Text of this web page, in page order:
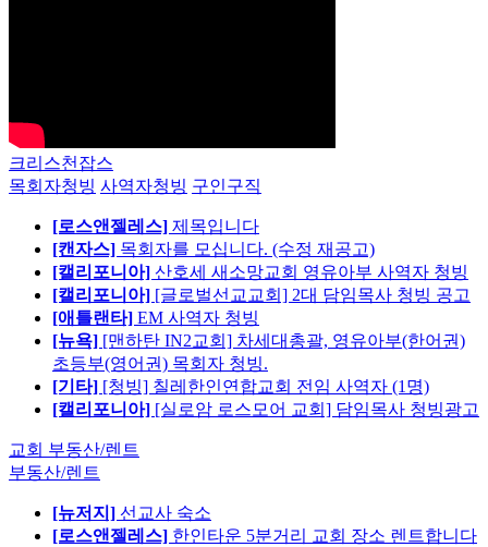
크리스천잡스
목회자청빙 사역자청빙 구인구직
[로스앤젤레스] 제목입니다
[캔자스] 목회자를 모십니다. (수정 재공고)
[캘리포니아] 산호세 새소망교회 영유아부 사역자 청빙
[캘리포니아] [글로벌선교교회] 2대 담임목사 청빙 공고
[애틀랜타] EM 사역자 청빙
[뉴욕] [맨하탄 IN2교회] 차세대총괄, 영유아부(한어권)
초등부(영어권) 목회자 청빙.
[기타] [청빙] 칠레한인연합교회 전임 사역자 (1명)
[캘리포니아] [실로암 로스모어 교회] 담임목사 청빙광고
교회 부동산/렌트
부동산/렌트
[뉴저지] 선교사 숙소
[로스앤젤레스] 한인타운 5분거리 교회 장소 렌트합니다